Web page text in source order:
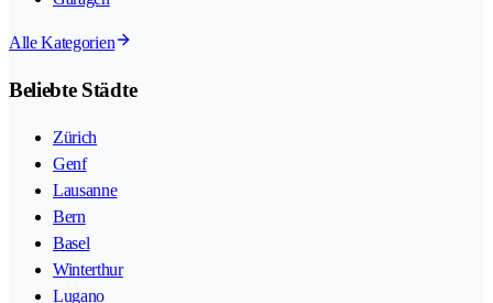
Alle Kategorien
Beliebte Städte
Zürich
Genf
Lausanne
Bern
Basel
Winterthur
Lugano